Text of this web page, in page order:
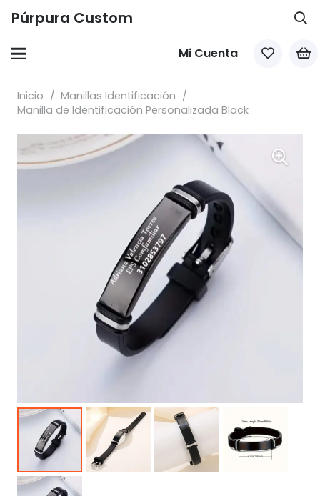
Púrpura Custom
Mi Cuenta
Inicio / Manillas Identificación /
Manilla de Identificación Personalizada Black